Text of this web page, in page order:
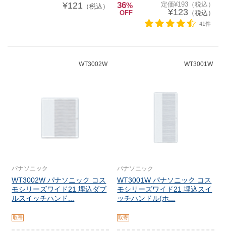
¥121 （税込） 36%
OFF
定価¥193（税込）
¥123（税込）
41件
WT3002W
パナソニック
WT3002W パナソニック コス
モシリーズワイド21 埋込ダブ
ルスイッチハンド...
取寄
WT3001W
パナソニック
WT3001W パナソニック コス
モシリーズワイド21 埋込スイ
ッチハンドル(ホ...
取寄